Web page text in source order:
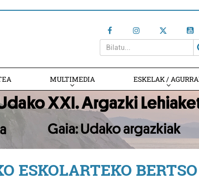
MULTIMEDIA ESKELAK /
ESKOLARTEKO